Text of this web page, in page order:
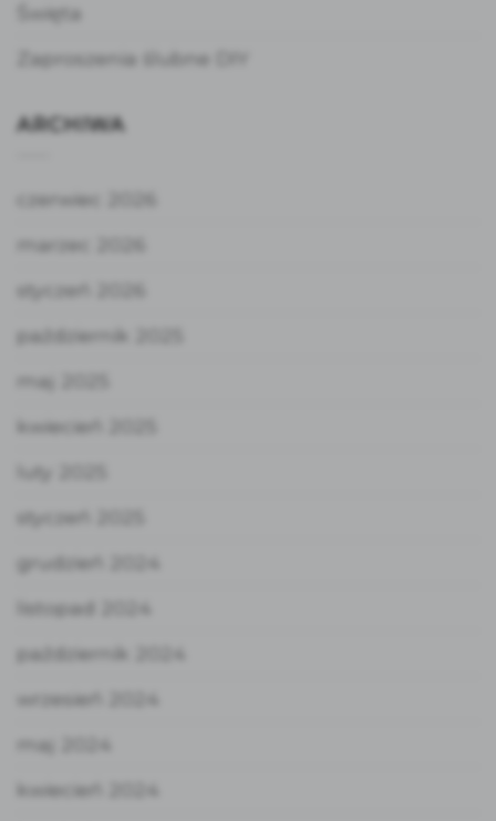
Święta
Zaproszenia ślubne DIY
ARCHIWA
czerwiec 2026
marzec 2026
styczeń 2026
październik 2025
maj 2025
kwiecień 2025
luty 2025
styczeń 2025
grudzień 2024
listopad 2024
październik 2024
wrzesień 2024
maj 2024
kwiecień 2024